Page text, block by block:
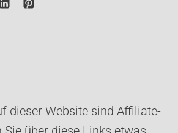
dieser Website sind Affiliate-